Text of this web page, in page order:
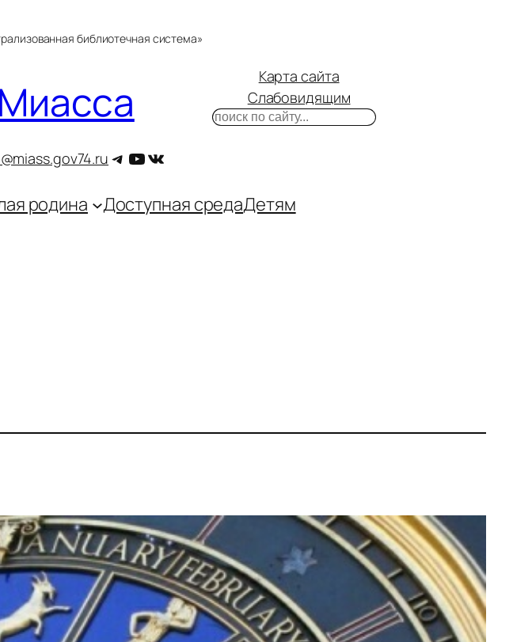
библиотечная система»
Telegram
YouTube
ВКонтакте
Карта сайта
Слабовидящим
Поиск
родина Доступная средаДетям